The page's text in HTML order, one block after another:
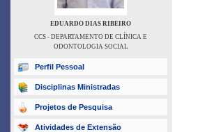
EDUARDO DIAS RIBEIRO
CCS - DEPARTAMENTO DE CLÍNICA E
ODONTOLOGIA SOCIAL
Perfil Pessoal
Disciplinas Ministradas
Projetos de Pesquisa
Atividades de Extensão